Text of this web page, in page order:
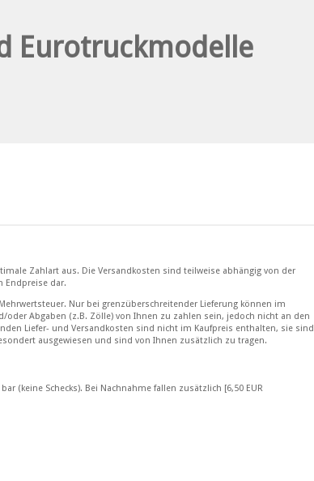
Zahlart aus. Die Versandkosten sind teilweise abhängig von der
Endpreise dar.
Nur bei grenzüberschreitender Lieferung können im
oder Abgaben (z.B. Zölle) von Ihnen zu zahlen sein, jedoch nicht an den
Liefer- und Versandkosten sind nicht im Kaufpreis enthalten, sie sind
ausgewiesen und sind von Ihnen zusätzlich zu tragen.
(keine Schecks). Bei Nachnahme fallen zusätzlich [6,50 EUR